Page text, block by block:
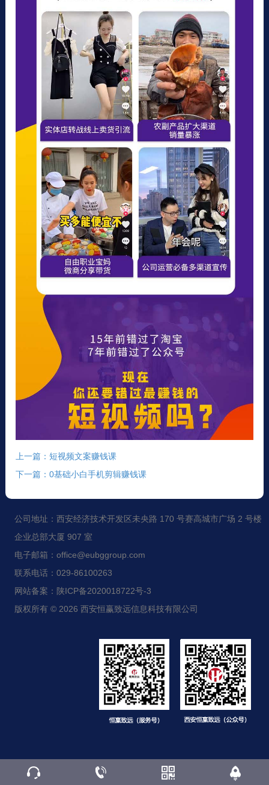
上一篇：短视频文案赚钱课
下一篇：0基础小白手机剪辑赚钱课
公司地址：西安经济技术开发区未央路 170 号赛高城市广场 2 号楼
企业总部大厦 907 室
电子邮箱：office@eubggroup.com
联系电话：029-86100263
网站备案：陕ICP备2020018722号-3
版权所有 © 2026 西安恒赢致远信息科技有限公司